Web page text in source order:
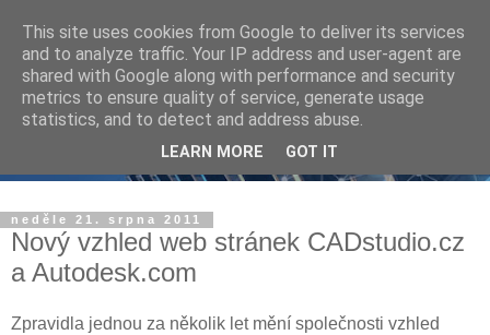
neděle 21. srpna 2011
Nový vzhled web stránek CADstudio.cz
a Autodesk.com
Zpravidla jednou za několik let mění společnosti vzhled
This site uses cookies from Google to deliver its services
and to analyze traffic. Your IP address and user-agent are
shared with Google along with performance and security
metrics to ensure quality of service, generate usage
statistics, and to detect and address abuse.
LEARN MORE GOT IT